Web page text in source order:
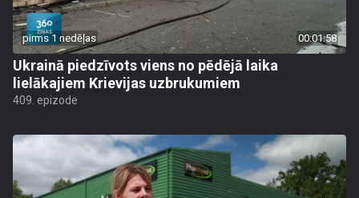
pirms 1 nedēļas 00:01:58
Ukrainā piedzīvots viens no pēdējā laika
lielākajiem Krievijas uzbrukumiem
409. epizode